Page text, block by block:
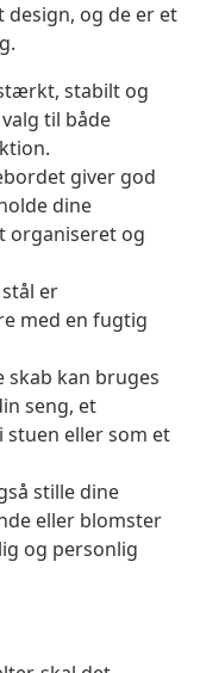
og de er et
stabilt og
til både
giver god
dine
organiseret og
er
med en fugtig
kan bruges
seng, et
stuen eller som et
stille dine
eller blomster
og personlig